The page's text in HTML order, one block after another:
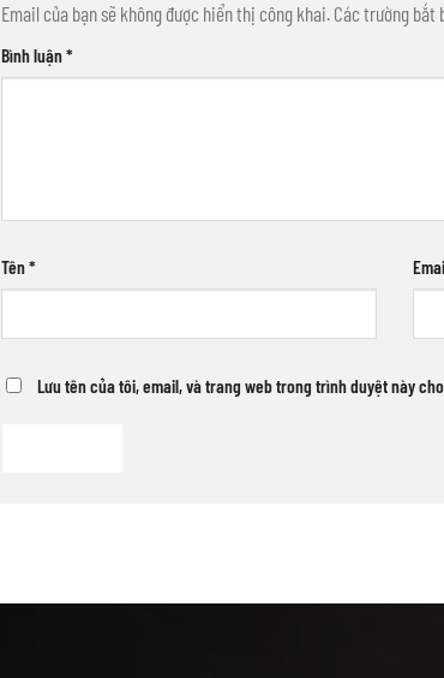
Email của bạn sẽ không được hiển thị công khai. Các trường bắt
Bình luận*
Tên*
Lưu tên của tôi, email, và trang web trong trình duyệt này